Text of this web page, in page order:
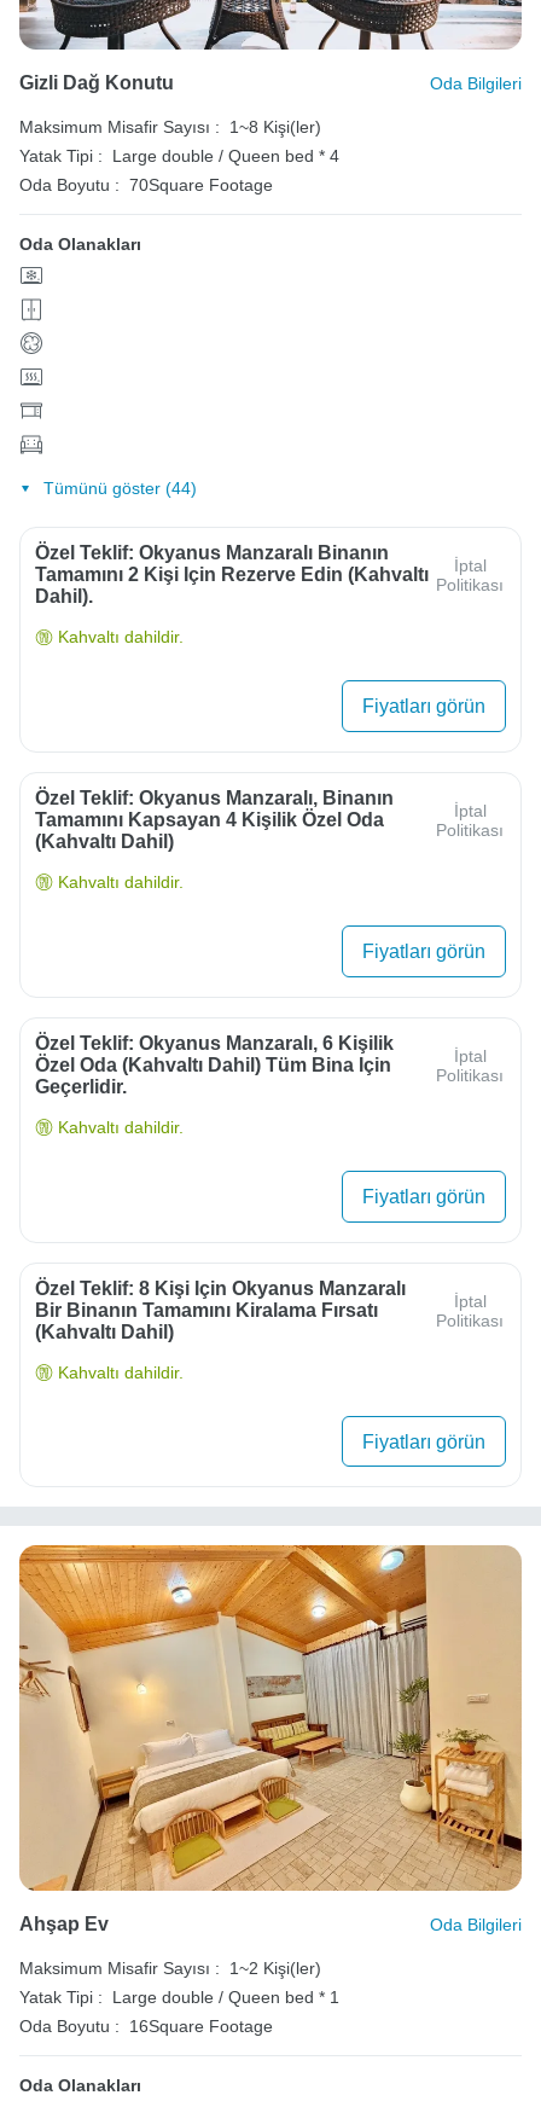
Gizli Dağ Konutu Oda Bilgileri
Maksimum Misafir Sayısı :
1~8 Kişi(ler)
Yatak Tipi :
Large double / Queen bed * 4
Oda Boyutu : 70Square Footage
Oda Olanakları
Tümünü göster (44)
Özel Teklif: Okyanus Manzaralı Binanın
Tamamını 2 Kişi Için Rezerve Edin (kahvaltı
Dahil).
İptal
Politikası
Kahvaltı dahildir.
Fiyatları görün
Özel Teklif: Okyanus Manzaralı, Binanın
Tamamını Kapsayan 4 Kişilik Özel Oda
(kahvaltı Dahil)
İptal
Politikası
Kahvaltı dahildir.
Fiyatları görün
Özel Teklif: Okyanus Manzaralı, 6 Kişilik
Özel Oda (kahvaltı Dahil) Tüm Bina Için
Geçerlidir.
İptal
Politikası
Kahvaltı dahildir.
Fiyatları görün
Özel Teklif: 8 Kişi Için Okyanus Manzaralı
Bir Binanın Tamamını Kiralama Fırsatı
(kahvaltı Dahil)
İptal
Politikası
Kahvaltı dahildir.
Fiyatları görün
Ahşap Ev Oda Bilgileri
Maksimum Misafir Sayısı :
1~2 Kişi(ler)
Yatak Tipi :
Large double / Queen bed * 1
Oda Boyutu :
16Square Footage
Oda Olanakları